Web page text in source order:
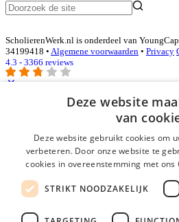
ScholierenWerk.nl is onderdeel van
34199418 • Algemene voorwaarden • Privacy
4.3 - 3366 reviews
Inloggen als bedrijf
E-mail*
Wachtwoord
login gegevens onthouden
login
Deze website
van
Deze website gebruikt cookies om
verbeteren. Door onze website te
cookies in overeenstemming met ons
STRIKT NOODZAKELIJK